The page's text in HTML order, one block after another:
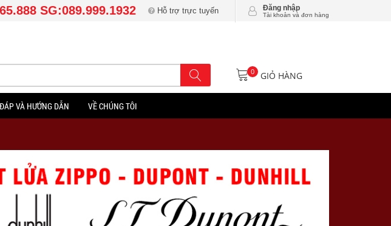
SG:089.999.1932 Hỗ trợ trực tuyến Đăng nhập
Tài khoản và đơn hàng
0 GIỎ HÀNG
VÀ HƯỚNG DẪN VỀ CHÚNG TÔI